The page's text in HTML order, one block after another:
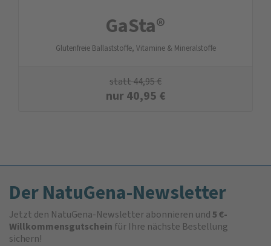
GaSta®
Glutenfreie Ballaststoffe, Vitamine & Mineralstoffe
statt44,95€
nur40,95 €
Der NatuGena-Newsletter
Jetzt den NatuGena-Newsletter abonnieren und5 €-
Willkommensgutschein für Ihre nächste Bestellung
sichern!